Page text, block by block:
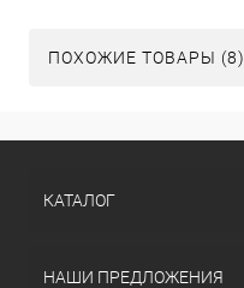
ПОХОЖИЕ ТОВАРЫ (8)
КАТАЛОГ
НАШИ ПРЕДЛОЖЕНИЯ